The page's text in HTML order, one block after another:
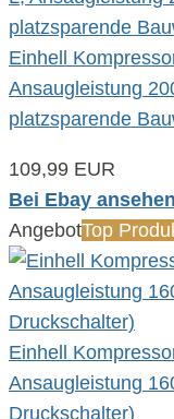
Einhell
Ansaugleistung
platzsparende
109,99 EUR
Bei Ebay ansehen
AngebotTop
Einhell
Ansaugleistung
Druckschalter)